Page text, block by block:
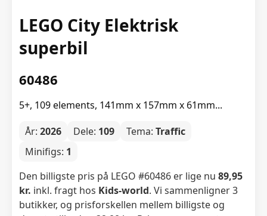
LEGO City Elektrisk
superbil
60486
5+, 109 elements, 141mm x 157mm x 61mm...
År: 2026 Dele: 109 Tema: Traffic
Minifigs: 1
Den billigste pris på LEGO #60486 er lige nu 89,95
kr. inkl. fragt hos Kids-world. Vi sammenligner 3
butikker, og prisforskellen mellem billigste og